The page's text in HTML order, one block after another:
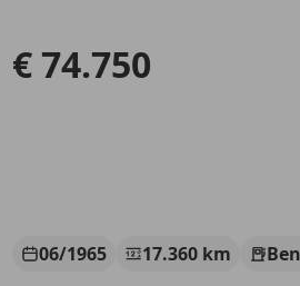
€ 74.750
06/1965 17.360 km